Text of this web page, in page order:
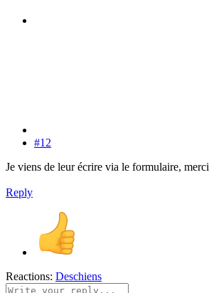
#12
Je viens de leur écrire via le formulaire, merci
Reply
Reactions: Deschiens